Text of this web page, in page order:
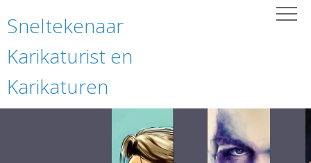
Sneltekenaar
Karikaturist en
Karikaturen